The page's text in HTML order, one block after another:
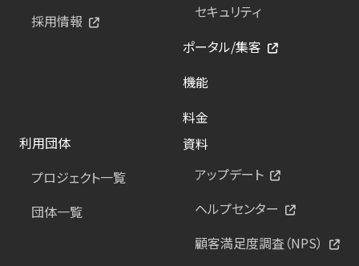
採用情報
セキュリティ
ポータル/集客
機能
料金
利用団体
プロジェクト一覧
団体一覧
資料
アップデート
ヘルプセンター
顧客満足度調査（NPS）